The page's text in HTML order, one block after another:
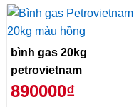
bình gas 20kg
petrovietnam
890000₫